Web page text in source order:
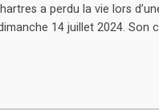
a perdu la vie lors
14 juillet 2024.